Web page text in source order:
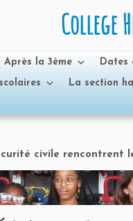
College
Après la 3ème Dates
La section
civile rencontrent